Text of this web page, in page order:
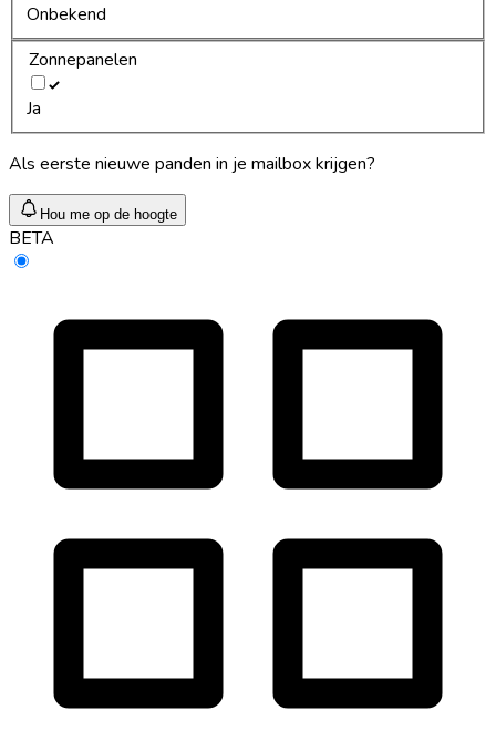
Onbekend
Zonnepanelen
Ja
Als eerste nieuwe panden in je mailbox krijgen?
Hou me op de hoogte
BETA